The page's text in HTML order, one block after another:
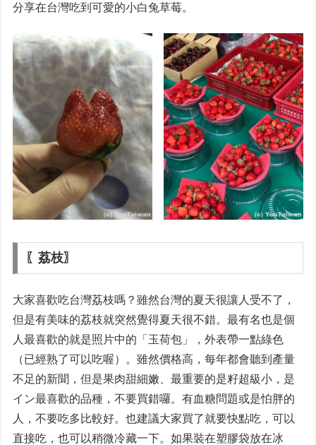
分享在台灣吃到可愛的小白兔草莓。
〖荔枝〗
大家喜歡吃台灣荔枝嗎？雖然台灣的夏天很讓人受不了，
但是有美味的荔枝就突然覺得夏天很不錯。最有名也是個
人最喜歡的就是照片中的「玉荷包」，外表帶一點綠色
（已經熟了可以吃喔）。雖然價格高，每年都會聽到產量
不足的新聞，但是果肉甜細嫩、最重要的是籽超級小，是
イン最喜歡的品種，不要買錯囉。有血糖問題或是怕胖的
人，不要吃多比較好。也建議大家買了就要快點吃，可以
直接吃，也可以稍微冷藏一下。如果裝在塑膠袋放在冰